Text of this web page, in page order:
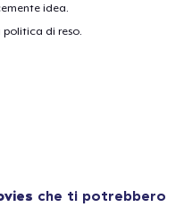
idea.
politica di reso.
che ti potrebbero